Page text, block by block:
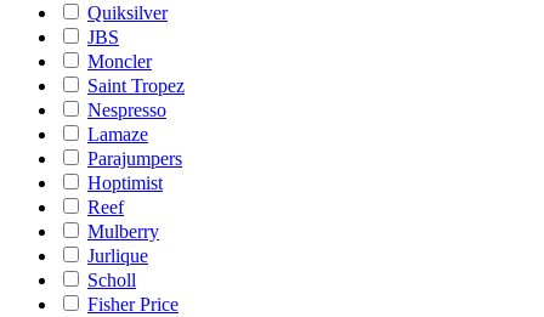
Quiksilver
JBS
Moncler
Saint Tropez
Nespresso
Lamaze
Parajumpers
Hoptimist
Reef
Mulberry
Jurlique
Scholl
Fisher Price